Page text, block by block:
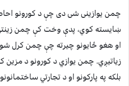
چمن يوازينى شى دى چې د كورونو
ښايسته كوي، پدې وخت كې چمن
او هغو ځايونو چيرته چې چمن كرل
زياتيږي. چمن يوازي د كورونو د مزين
بلكه په پاركونو او د تجارتي